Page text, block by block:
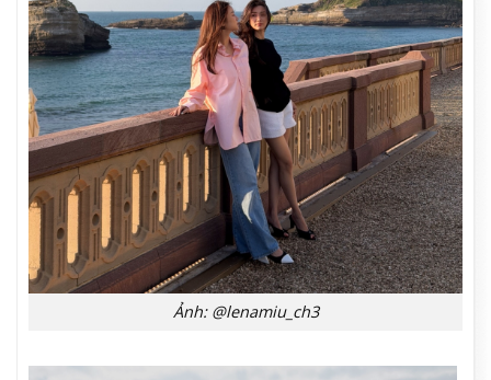
Ảnh: @lenamiu_ch3